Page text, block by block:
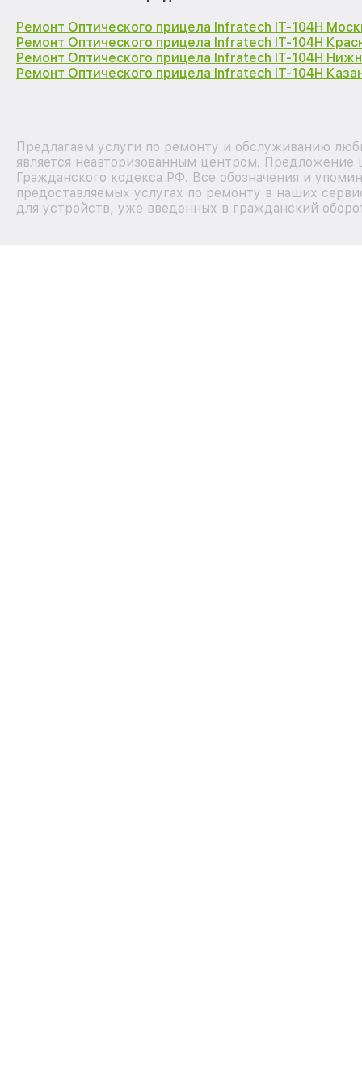
Ремонт Оптического прицела Infratech IT-104H
Ремонт Оптического прицела Infratech IT-104H
Ремонт Оптического прицела Infratech IT-104H
Ремонт Оптического прицела Infratech IT-104H
Предлагаем услуги по ремонту и обслуживанию
является неавторизованным центром.
Гражданского кодекса РФ. Все обозначения и
предоставляемых услугах по ремонту в наших
для устройств, уже введенных в гражданский